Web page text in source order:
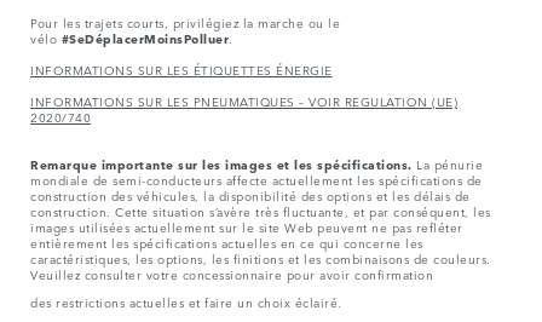
Pour les trajets courts, privilégiez la marche ou le
vélo #SeDéplacerMoinsPolluer.
INFORMATIONS SUR LES ÉTIQUETTES ÉNERGIE
INFORMATIONS SUR LES PNEUMATIQUES – VOIR REGULATION (UE)
2020/740
Remarque importante sur les images et les spécifications. La pénurie
mondiale de semi-conducteurs affecte actuellement les spécifications de
construction des véhicules, la disponibilité des options et les délais de
construction. Cette situation s’avère très fluctuante, et par conséquent, les
images utilisées actuellement sur le site Web peuvent ne pas refléter
entièrement les spécifications actuelles en ce qui concerne les
caractéristiques, les options, les finitions et les combinaisons de couleurs.
Veuillez consulter votre concessionnaire pour avoir confirmation
des restrictions actuelles et faire un choix éclairé.